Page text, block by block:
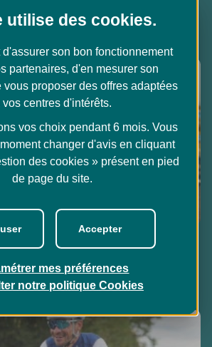
en sécurité"
: "Préserver le cyclisme
Cyclisme
utilise des cookies.
d'assurer son bon fonctionnement
partenaires, d'en mesurer son
vous proposer des offres adaptées
vos centres d'intérêts.
vos choix pendant 6 mois. Vous
changer d'avis en cliquant
des cookies » présent en pied
de page du site.
Accepter
mes préférences
notre politique Cookies